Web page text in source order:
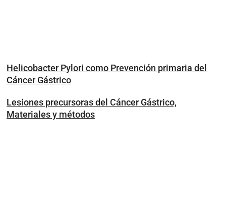
Helicobacter Pylori como Prevención primaria del
Cáncer Gástrico
Lesiones precursoras del Cáncer Gástrico,
Materiales y métodos